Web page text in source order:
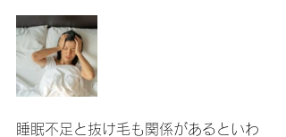
睡眠不足と抜け毛も関係があるといわ